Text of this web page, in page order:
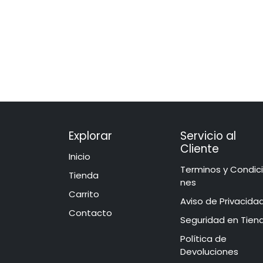
Explorar
Inicio
​​​Tie​n​d​a
Carrito
Contacto
Servicio al
Cliente
​​​​​​​​​​​​​​​​​​T​e​r​mi​n​o​s​ ​y​
ne​s
Aviso de
​​​​​​​​S​e​gu​r​idad ​en​
Política de
Devoluciones